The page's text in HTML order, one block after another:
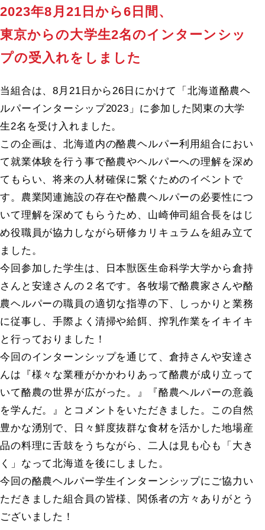
2023年8月21日から6日間、
東京からの大学生2名のインターンシッ
プの受入れをしました
当組合は、8月21日から26日にかけて「北海道酪農ヘ
ルパーインターシップ2023」に参加した関東の大学
生2名を受け入れました。
この企画は、北海道内の酪農ヘルパー利用組合におい
て就業体験を行う事で酪農やヘルパーへの理解を深め
てもらい、将来の人材確保に繋ぐためのイベントで
す。農業関連施設の存在や酪農ヘルパーの必要性につ
いて理解を深めてもらうため、山崎伸司組合長をはじ
め役職員が協力しながら研修カリキュラムを組み立て
ました。
今回参加した学生は、日本獣医生命科学大学から倉持
さんと安達さんの２名です。各牧場で酪農家さんや酪
農ヘルパーの職員の適切な指導の下、しっかりと業務
に従事し、手際よく清掃や給餌、搾乳作業をイキイキ
と行っておりました！
今回のインターンシップを通じて、倉持さんや安達さ
んは『様々な業種がかかわりあって酪農が成り立って
いて酪農の世界が広がった。』『酪農ヘルパーの意義
を学んだ。』とコメントをいただきました。この自然
豊かな湧別で、日々鮮度抜群な食材を活かした地場産
品の料理に舌鼓をうちながら、二人は見も心も「大き
く」なって北海道を後にしました。
今回の酪農ヘルパー学生インターンシップにご協力い
ただきました組合員の皆様、関係者の方々ありがとう
ございました！